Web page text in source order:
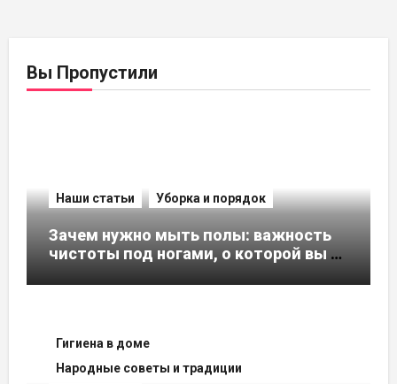
Вы Пропустили
Наши статьи Уборка и порядок
Зачем нужно мыть полы: важность
чистоты под ногами, о которой вы не
Гигиена в доме
Народные советы и традиции